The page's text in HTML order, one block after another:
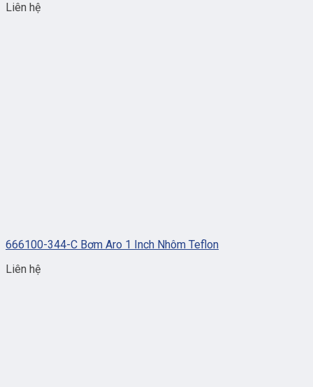
Liên hệ
666100-344-C Bơm Aro 1 Inch Nhôm Teflon
Liên hệ